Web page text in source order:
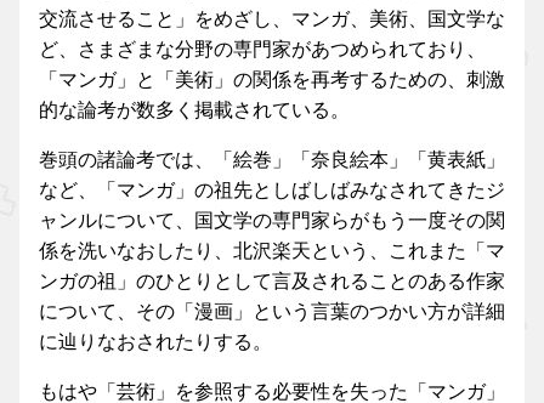
交流させること」をめざし、マンガ、美術、国文学な
ど、さまざまな分野の専門家があつめられており、
「マンガ」と「美術」の関係を再考するための、刺激
的な論考が数多く掲載されている。
巻頭の諸論考では、「絵巻」「奈良絵本」「黄表紙」
など、「マンガ」の祖先としばしばみなされてきたジ
ャンルについて、国文学の専門家らがもう一度その関
係を洗いなおしたり、北沢楽天という、これまた「マ
ンガの祖」のひとりとして言及されることのある作家
について、その「漫画」という言葉のつかい方が詳細
に辿りなおされたりする。
もはや「芸術」を参照する必要性を失った「マンガ」